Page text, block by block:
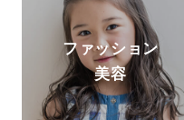
ファッション
美容